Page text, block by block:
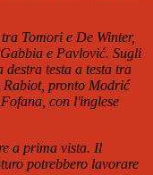
Tomori e De Winter,
e Pavlović. Sugli
destra testa a testa tra
Rabiot, pronto Modrić
con l'inglese
a prima vista. Il
potrebbero lavorare